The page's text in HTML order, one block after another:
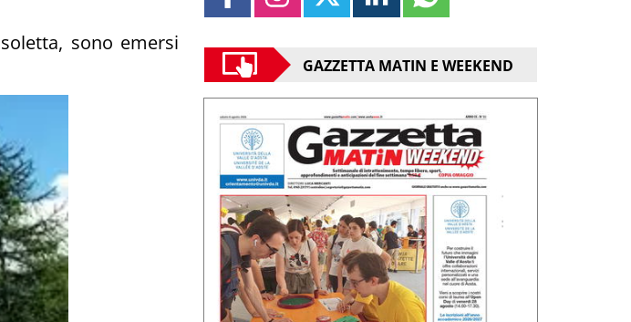
sono emersi
GAZZETTA MATIN E WEEKEND